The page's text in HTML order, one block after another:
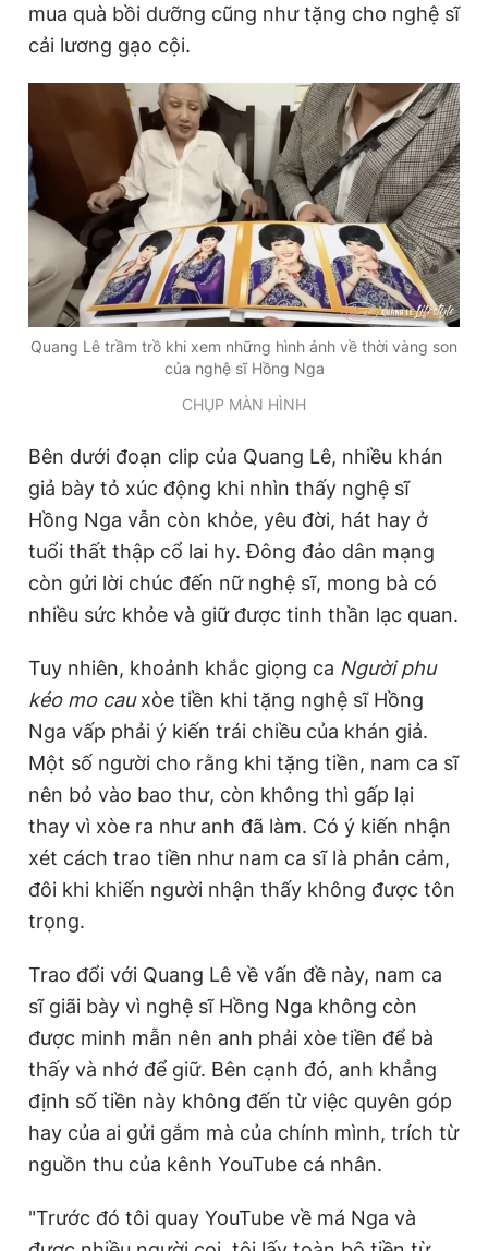
mua quà bồi dưỡng cũng như tặng cho nghệ sĩ
cải lương gạo cội.
Quang Lê trầm trồ khi xem những hình ảnh về thời vàng son
của nghệ sĩ Hồng Nga
CHỤP MÀN HÌNH
Bên dưới đoạn clip của Quang Lê, nhiều khán
giả bày tỏ xúc động khi nhìn thấy nghệ sĩ
Hồng Nga vẫn còn khỏe, yêu đời, hát hay ở
tuổi thất thập cổ lai hy. Đông đảo dân mạng
còn gửi lời chúc đến nữ nghệ sĩ, mong bà có
nhiều sức khỏe và giữ được tinh thần lạc quan.
Tuy nhiên, khoảnh khắc giọng ca Người phu
kéo mo cauxòe tiền khi tặng nghệ sĩ Hồng
Nga vấp phải ý kiến trái chiều của khán giả.
Một số người cho rằng khi tặng tiền, nam ca sĩ
nên bỏ vào bao thư, còn không thì gấp lại
thay vì xòe ra như anh đã làm. Có ý kiến nhận
xét cách trao tiền như nam ca sĩ là phản cảm,
đôi khi khiến người nhận thấy không được tôn
trọng.
Trao đổi với Quang Lê về vấn đề này, nam ca
sĩ giãi bày vì nghệ sĩ Hồng Nga không còn
được minh mẫn nên anh phải xòe tiền để bà
thấy và nhớ để giữ. Bên cạnh đó, anh khẳng
định số tiền này không đến từ việc quyên góp
hay của ai gửi gắm mà của chính mình, trích từ
nguồn thu của kênh YouTube cá nhân.
"Trước đó tôi quay YouTube về má Nga và